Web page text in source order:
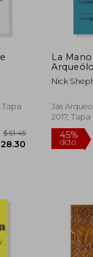
de
Tapa
La
2002-
Nick
Jas
2017,